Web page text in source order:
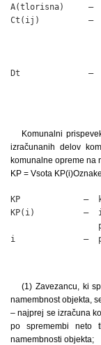
A(tlorisna)     –
Ct(ij)          –
Dt              –
Komunalni
izračunanih delov
komunalne opreme na
KP = Vsota
KP             –
KP(i)          –
i              –
(1) Zavezancu, ki
namembnost objekta,
– najprej se izračuna
po spremembi neto
namembnosti objekta;